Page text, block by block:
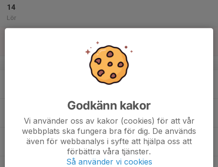
14
Lör
v.25
18:30
Årsmöte GVK
Lundåkerskolan, matsalen
Godkänn kakor
Vi använder oss av kakor (cookies) för att vår
webbplats ska fungera bra för dig. De används
även för webbanalys i syfte att hjälpa oss att
förbättra våra tjänster.
Så använder vi cookies